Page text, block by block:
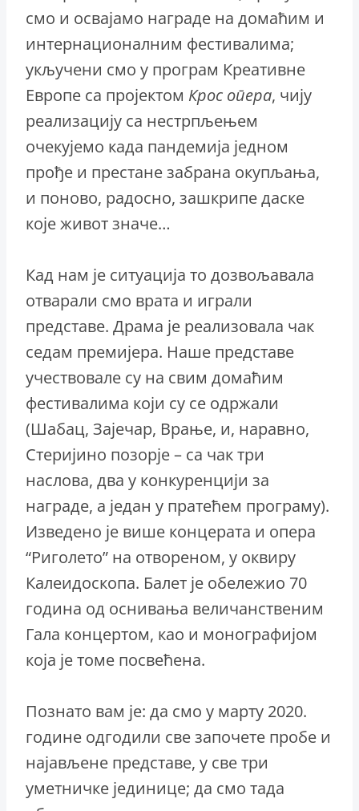
смо и освајамо награде на домаћим и
интернационалним фестивалима;
укључени смо у програм Креативне
Европе са пројектом Крос опера, чију
реализацију са нестрпљењем
очекујемо када пандемија једном
прође и престане забрана окупљања,
и поново, радосно, зашкрипе даске
које живот значе…
Кад нам је ситуација то дозвољавала
отварали смо врата и играли
представе. Драма је реализовала чак
седам премијера. Наше представе
учествовале су на свим домаћим
фестивалима који су се одржали
(Шабац, Зајечар, Врање, и, наравно,
Стеријино позорје – са чак три
наслова, два у конкуренцији за
награде, а један у пратећем програму).
Изведено је више концерата и опера
“Риголето” на отвореном, у оквиру
Калеидоскопа. Балет је обележио 70
година од оснивања величанственим
Гала концертом, као и монографијом
која је томе посвећена.
Познато вам је: да смо у марту 2020.
године одгодили све започете пробе и
најављене представе, у све три
уметничке јединице; да смо тада